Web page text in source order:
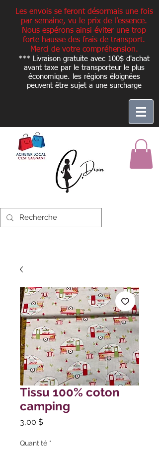
Les envois se feront désormais une fois
par semaine, vu le prix de l’essence.
Nous espérons ainsi éviter une trop
forte hausse des frais de transport.
Merci de votre compréhension.
*** Livraison gratuite avec 100$ d'achat
avant taxe par le transporteur le plus
économique. les régions éloignées
peuvent être sujet a une surcharge
Tissu 100% coton
camping
3,00 $Prix
Quantité *